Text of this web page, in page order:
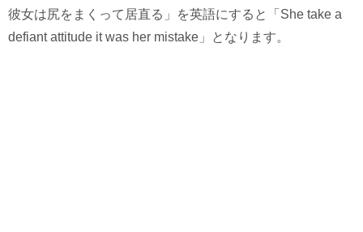
彼女は尻をまくって居直る」を英語にすると「She take a
defiant attitude it was her mistake」となります。